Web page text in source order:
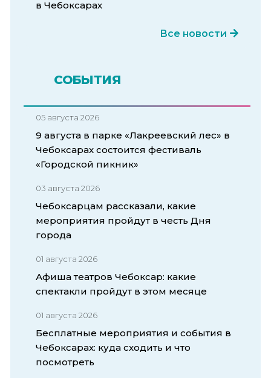
в Чебоксарах
Все новости
СОБЫТИЯ
05 августа 2026
9 августа в парке «Лакреевский лес» в
Чебоксарах состоится фестиваль
«Городской пикник»
03 августа 2026
Чебоксарцам рассказали, какие
мероприятия пройдут в честь Дня
города
01 августа 2026
Афиша театров Чебоксар: какие
спектакли пройдут в этом месяце
01 августа 2026
Бесплатные мероприятия и события в
Чебоксарах: куда сходить и что
посмотреть